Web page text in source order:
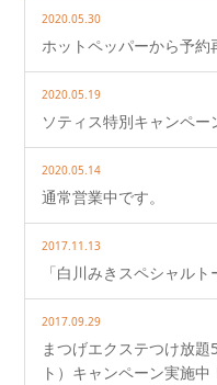
2020.05.30
ホットペッパーから予約
2020.05.19
ソティス特別キャンペ
2020.05.14
通常営業中です。
2017.11.13
「白川みきスペシャル
2017.09.29
まつげエクステつけ放
ト）キャンペーン実施中